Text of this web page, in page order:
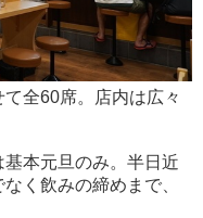
全60席。店内は広々
本元旦のみ。半日近
く飲みの締めまで、